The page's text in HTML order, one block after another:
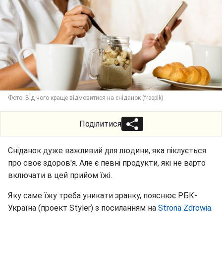
Фото: Від чого краще відмовитися на сніданок (freepik)
Поділитися
Сніданок дуже важливий для людини, яка піклується
про своє здоров'я. Але є певні продукти, які не варто
включати в цей прийом їжі.
Яку саме їжу треба уникати зранку, пояснює РБК-
Україна (проект Styler) з посиланням на Strona Zdrowia.